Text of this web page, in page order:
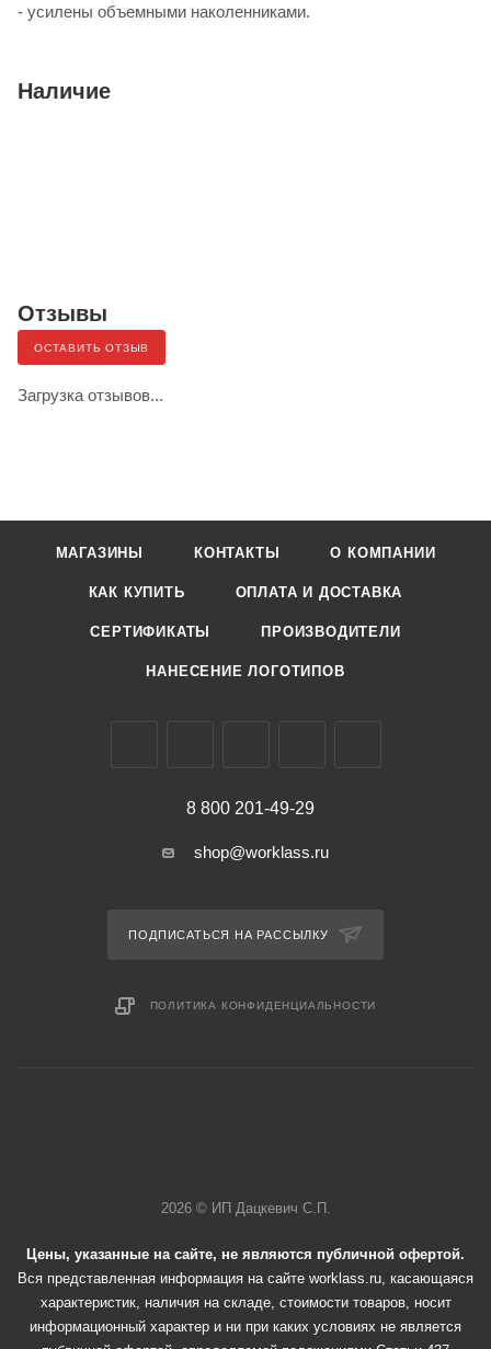
- усилены объемными наколенниками.
Наличие
Отзывы
ОСТАВИТЬ ОТЗЫВ
Загрузка отзывов...
МАГАЗИНЫ КОНТАКТЫ О КОМПАНИИ
КАК КУПИТЬ ОПЛАТА И ДОСТАВКА
СЕРТИФИКАТЫ ПРОИЗВОДИТЕЛИ
НАНЕСЕНИЕ ЛОГОТИПОВ
8 800 201-49-29
shop@worklass.ru
ПОДПИСАТЬСЯ НА РАССЫЛКУ
ПОЛИТИКА КОНФИДЕНЦИАЛЬНОСТИ
2026 © ИП Дацкевич С.П.
Цены, указанные на сайте, не являются публичной офертой.
Вся представленная информация на сайте worklass.ru, касающаяся
характеристик, наличия на складе, стоимости товаров, носит
информационный характер и ни при каких условиях не является